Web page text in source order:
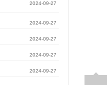
2024-09-27
2024-09-27
2024-09-27
2024-09-27
2024-09-27